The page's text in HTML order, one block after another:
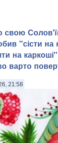
свою
"сісти на
на
варто
21:58